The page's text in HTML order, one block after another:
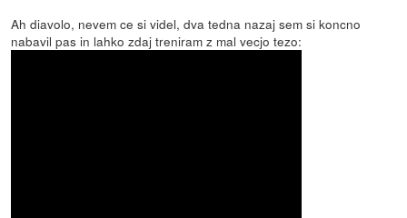
Ah diavolo, nevem ce si videl, dva tedna nazaj sem si koncno
nabavil pas in lahko zdaj treniram z mal vecjo tezo: